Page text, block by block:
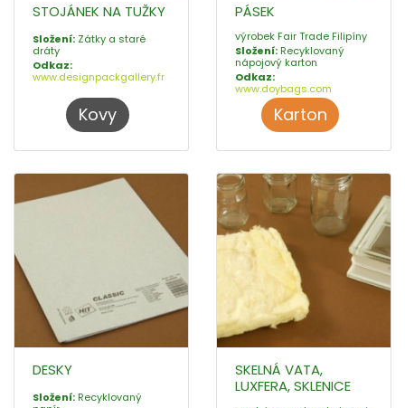
STOJÁNEK NA TUŽKY
Složení: Zátky a staré
dráty
Odkaz:
www.designpackgallery.fr
Kovy
PÁSEK
výrobek Fair Trade Filipíny
Složení: Recyklovaný
nápojový karton
Odkaz:
www.doybags.com
Karton
DESKY
Složení: Recyklovaný
SKELNÁ VATA,
LUXFERA, SKLENICE